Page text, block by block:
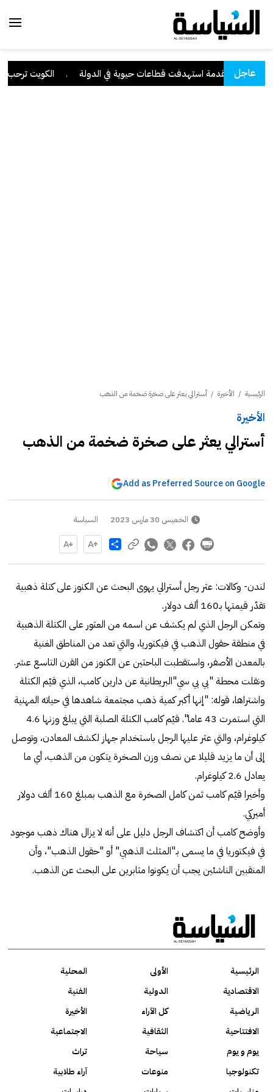
عاجلمتقدمة استهدفت قطاعات حيوية في الدولة الكويت ترحب
الرئيسية / الأخيرة / أسترالي يعثر على صخرة ضخمة من الذهب
الأخيرة
أسترالي يعثر على صخرة ضخمة من الذهب
Add as Preferred Source on Google
الخميس 30 مارس 2023 السياسة
Share
لندن- وكالات: عثر رجل أسترالي يهوى البحث عن الكنوز على كتلة ذهبية
تقدّر قيمتها بـ160 ألف دولار.
وتمكن الرجل الذي لم يكشف عن اسمه من العثور على الكتلة الذهبية
في منطقة حقول الذهب في فيكتوريا، والتي تعد من المناطق الغنية
بالمعدن الأصفر، واستقطبت الباحثين عن الكنوز من القرن التاسع عشر.
ونقلت محطة "بي بي سي"البريطانية عن دارين كامب، الذي قيّم الكتلة
واشتراها، قوله: "إنها أكبر كمية ذهب مجتمعة شاهدها في حياته المهنية
التي استمرت 43 عاما". قيّم كامب الكتلة الصلبة التي يبلغ وزنها 4.6
كيلوغرام، والتي عثر عليها الرجل باستخدام جهاز لكشف المعادن، وتوصل
إلى أن ما يزيد قليلا عن نصف وزن الصخرة يتكون من الذهب، أي ما
يعادل 2.6 كيلوغرام.
وأخيرا قيّم كامب ثمن كامل الصخرة مع الذهب بمبلغ 160 ألف دولار
أميركي.
وأوضح كامب أن اكتشاف الرجل دليل على أنه لا يزال هناك ذهب موجود
في فيكتوريا في ما يسمى بـ"المثلث الذهبي" أو "حقول الذهب"، وأن
المنقبين الناشئين يجب أن يكونوا مثابرين على البحث عن الذهب.
الرئيسية الأولى
المحلية
الاقتصادية
الدولية
الفنية
الرياضية
كل الآراء
الأخيرة
الافتتاحية
الثقافية
الاجتماعية
يوم و يوم
سياحة
تراث
تكنولوجيا
منوعات
آراء طلابية